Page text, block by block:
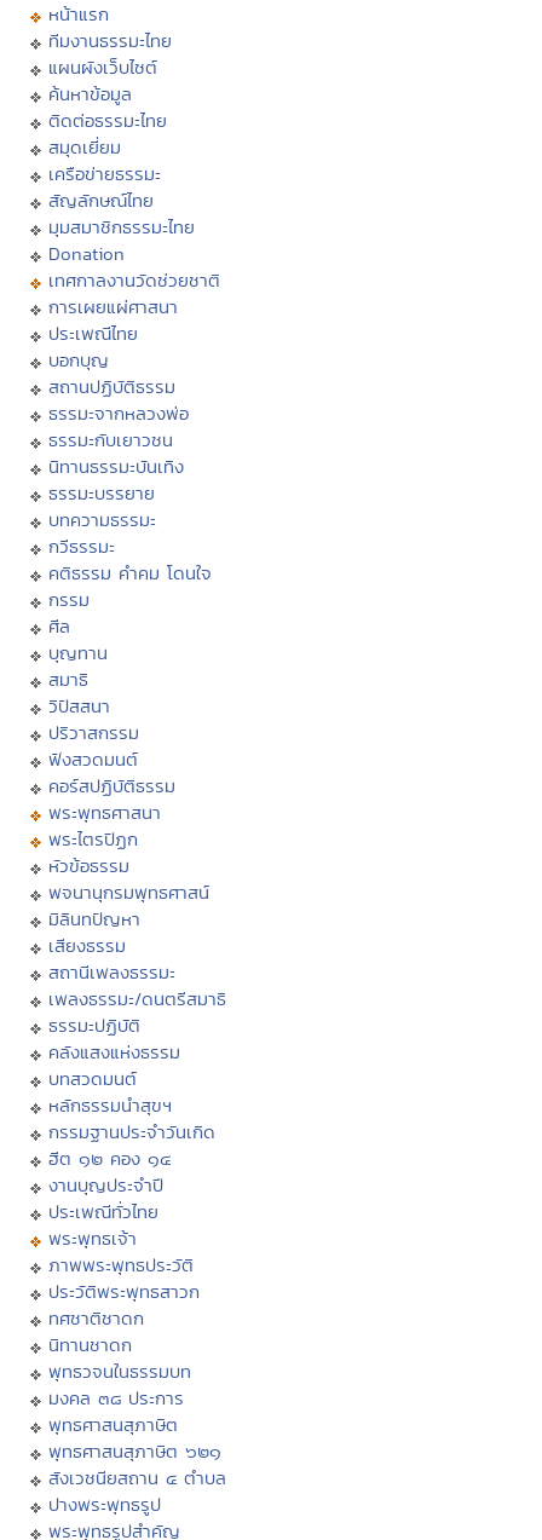
หน้าแรก
ทีมงานธรรมะไทย
แผนผังเว็บไซต์
ค้นหาข้อมูล
ติดต่อธรรมะไทย
สมุดเยี่ยม
เครือข่ายธรรมะ
สัญลักษณ์ไทย
มุมสมาชิกธรรมะไทย
Donation
เทศกาลงานวัดช่วยชาติ
การเผยแผ่ศาสนา
ประเพณีไทย
บอกบุญ
สถานปฏิบัติธรรม
ธรรมะจากหลวงพ่อ
ธรรมะกับเยาวชน
นิทานธรรมะบันเทิง
ธรรมะบรรยาย
บทความธรรมะ
กวีธรรมะ
คติธรรม คำคม โดนใจ
กรรม
ศีล
บุญทาน
สมาธิ
วิปัสสนา
ปริวาสกรรม
ฟังสวดมนต์
คอร์สปฏิบัติธรรม
พระพุทธศาสนา
พระไตรปิฏก
หัวข้อธรรม
พจนานุกรมพุทธศาสน์
มิลินทปัญหา
เสียงธรรม
สถานีเพลงธรรมะ
เพลงธรรมะ/ดนตรีสมาธิ
ธรรมะปฏิบัติ
คลังแสงแห่งธรรม
บทสวดมนต์
หลักธรรมนำสุขฯ
กรรมฐานประจำวันเกิด
ฮีต ๑๒ คอง ๑๔
งานบุญประจำปี
ประเพณีทั่วไทย
พระพุทธเจ้า
ภาพพระพุทธประวัติ
ประวัติพระพุทธสาวก
ทศชาติชาดก
นิทานชาดก
พุทธวจนในธรรมบท
มงคล ๓๘ ประการ
พุทธศาสนสุภาษิต
พุทธศาสนสุภาษิต ๖๒๑
สังเวชนียสถาน ๔ ตำบล
ปางพระพุทธรูป
พระพุทธรูปสำคัญ